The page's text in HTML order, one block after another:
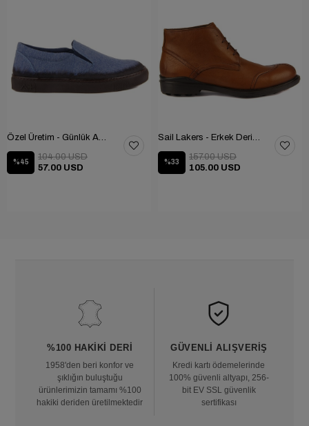
%45
57.00 USD
104.00 USD
%33
105.00 USD
157.00 USD
%100 HAKIKI DERI
1958'den beri konfor ve
şıklığın buluştuğu
ürünlerimizin tamamı %100
hakiki deriden üretilmektedir
GÜVENLI ALIŞVERIŞ
Kredi kartı ödemelerinde
100% güvenli altyapı, 256-
bit EV SSL güvenlik
sertifikası